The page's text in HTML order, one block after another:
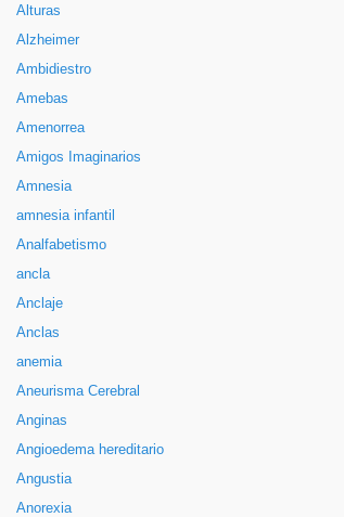
Alturas
Alzheimer
Ambidiestro
Amebas
Amenorrea
Amigos Imaginarios
Amnesia
amnesia infantil
Analfabetismo
ancla
Anclaje
Anclas
anemia
Aneurisma Cerebral
Anginas
Angioedema hereditario
Angustia
Anorexia